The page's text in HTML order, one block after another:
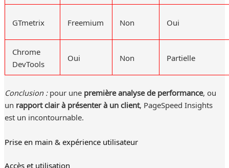
GTmetrix Freemium Non Oui
Chrome
DevTools
Oui Non Partielle
Conclusion :pour unepremière analyse de performance, ou
un rapport clair à présenter à un client, PageSpeed Insights
est un incontournable.
Prise en main & expérience utilisateur
Accès et utilisation